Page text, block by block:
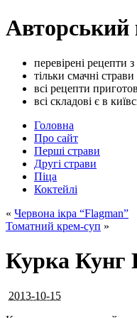
Авторський
перевірені рецепти
тільки смачні страви
всі рецепти
всі складові є в
Головна
Про сайт
Перші страви
Другі страви
Піца
Коктейлі
« Червона ікра “Flagman”
Томатний крем-суп »
Курка Кунг
2013-10-15